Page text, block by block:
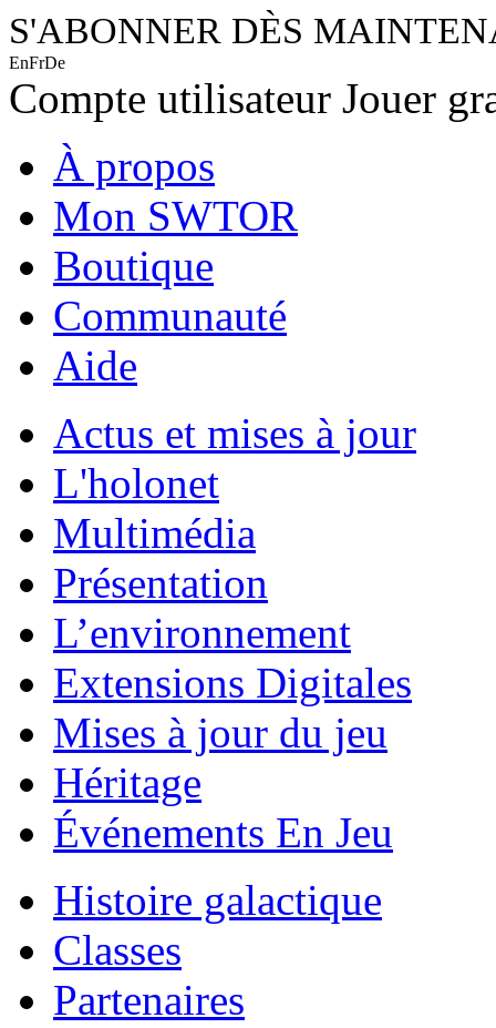
S'ABONNER DÈS
EnFrDe
Compte utilisateur Jouer
À propos
Mon SWTOR
Boutique
Communauté
Aide
Actus et mises à jour
L'holonet
Multimédia
Présentation
L’environnement
Extensions Digitales
Mises à jour du jeu
Héritage
Événements En Jeu
Histoire galactique
Classes
Partenaires